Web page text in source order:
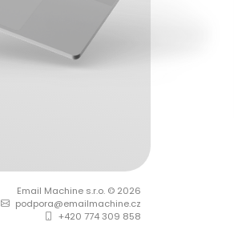
Email Machine s.r.o.© 2026
podpora@emailmachine.cz
+420 774 309 858